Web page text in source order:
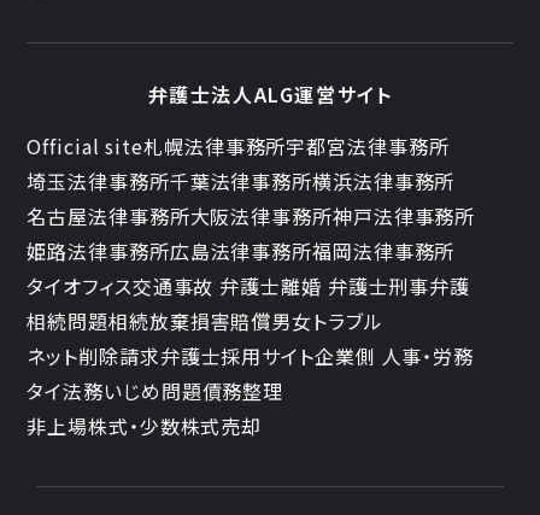
弁護士法人ALG運営サイト
Official site札幌法律事務所宇都宮法律事務所
埼玉法律事務所千葉法律事務所横浜法律事務所
名古屋法律事務所大阪法律事務所神戸法律事務所
姫路法律事務所広島法律事務所福岡法律事務所
タイオフィス交通事故 弁護士離婚 弁護士刑事弁護
相続問題相続放棄損害賠償男女トラブル
ネット削除請求弁護士採用サイト企業側 人事・労務
タイ法務いじめ問題債務整理
非上場株式・少数株式売却